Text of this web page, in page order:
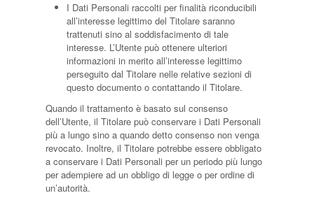
I Dati Personali raccolti per finalità riconducibili
all’interesse legittimo del Titolare saranno
trattenuti sino al soddisfacimento di tale
interesse. L’Utente può ottenere ulteriori
informazioni in merito all’interesse legittimo
perseguito dal Titolare nelle relative sezioni di
questo documento o contattando il Titolare.
Quando il trattamento è basato sul consenso
dell’Utente, il Titolare può conservare i Dati Personali
più a lungo sino a quando detto consenso non venga
revocato. Inoltre, il Titolare potrebbe essere obbligato
a conservare i Dati Personali per un periodo più lungo
per adempiere ad un obbligo di legge o per ordine di
un’autorità.